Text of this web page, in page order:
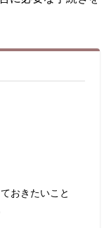
おきたいこと